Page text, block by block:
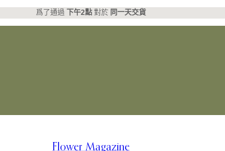
爲了通過 下午2點 對於 同一天交貨
Flower Magazine